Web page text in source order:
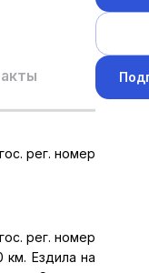
рег. номер
рег. номер
км. Ездила на